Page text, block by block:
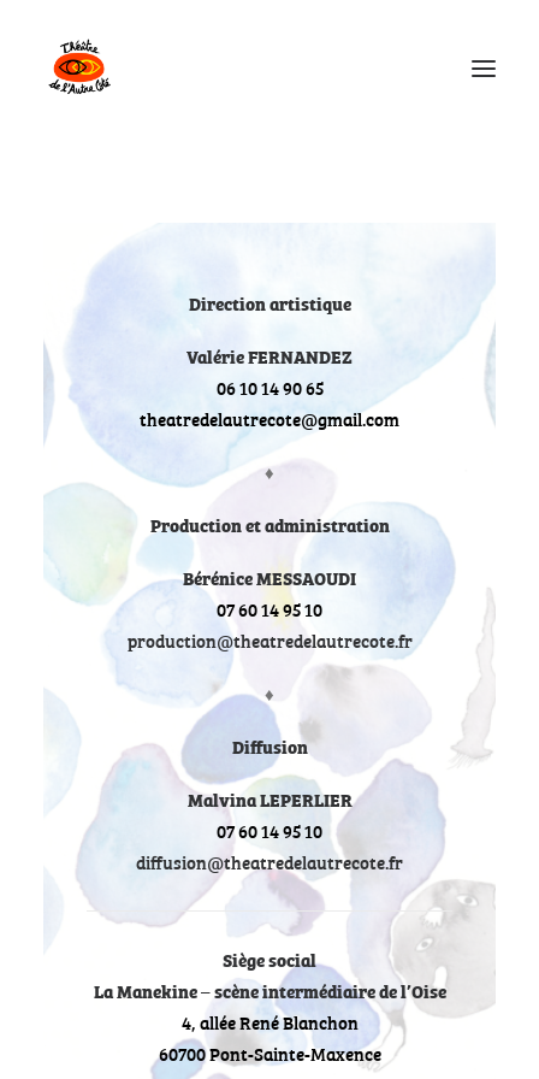
Théâtre de l’Autre Côté
Explorations Collectives
Calendrier
Direction artistique
Valérie FERNANDEZ
06 10 14 90 65
theatredelautrecote@gmail.com
♦
Production et administration
Bérénice MESSAOUDI
07 60 14 95 10
production@theatredelautrecote.fr
♦
Diffusion
Malvina LEPERLIER
07 60 14 95 10
diffusion@theatredelautrecote.fr
Siège social
La Manekine – scène intermédiaire de l’Oise
4, allée René Blanchon
60700 Pont-Sainte-Maxence